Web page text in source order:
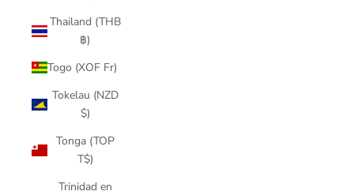
Thailand (THB
฿)
Togo (XOF Fr)
Tokelau (NZD
$)
Tonga (TOP
T$)
Trinidad en